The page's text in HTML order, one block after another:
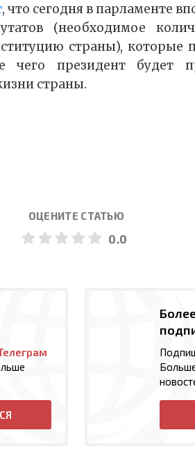
, что сегодня в парламенте
(необходимое
страны), которые
чего президент будет
страны.
ОЦЕНИТЕ СТАТЬЮ
0.0